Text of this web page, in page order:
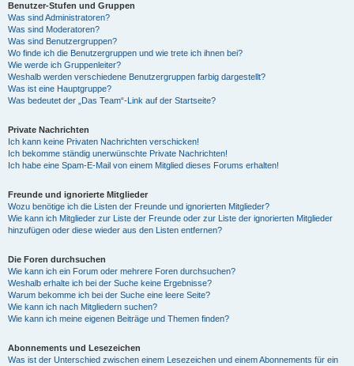
Benutzer-Stufen und Gruppen
Was sind Administratoren?
Was sind Moderatoren?
Was sind Benutzergruppen?
Wo finde ich die Benutzergruppen und wie trete ich ihnen bei?
Wie werde ich Gruppenleiter?
Weshalb werden verschiedene Benutzergruppen farbig dargestellt?
Was ist eine Hauptgruppe?
Was bedeutet der „Das Team“-Link auf der Startseite?
Private Nachrichten
Ich kann keine Privaten Nachrichten verschicken!
Ich bekomme ständig unerwünschte Private Nachrichten!
Ich habe eine Spam-E-Mail von einem Mitglied dieses Forums erhalten!
Freunde und ignorierte Mitglieder
Wozu benötige ich die Listen der Freunde und ignorierten Mitglieder?
Wie kann ich Mitglieder zur Liste der Freunde oder zur Liste der ignorierten Mitglieder
hinzufügen oder diese wieder aus den Listen entfernen?
Die Foren durchsuchen
Wie kann ich ein Forum oder mehrere Foren durchsuchen?
Weshalb erhalte ich bei der Suche keine Ergebnisse?
Warum bekomme ich bei der Suche eine leere Seite?
Wie kann ich nach Mitgliedern suchen?
Wie kann ich meine eigenen Beiträge und Themen finden?
Abonnements und Lesezeichen
Was ist der Unterschied zwischen einem Lesezeichen und einem Abonnements für ein